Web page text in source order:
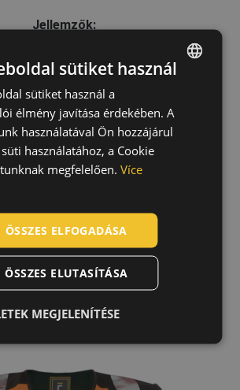
Jellemzők:
25
és logisztika
Karbantartás:
on, kímélő programmal
nem szárítható
CZECH
HUNGARIAN
SLOVAK
GERMAN
sütiket használ
sütiket használ a
élmény javítása érdekében. A
használatával Ön hozzájárul
süti használatához, a Cookie
megfelelően. Více
ÖSSZES ELFOGADÁSA
ÖSSZES ELUTASÍTÁSA
MEGJELENÍTÉSE